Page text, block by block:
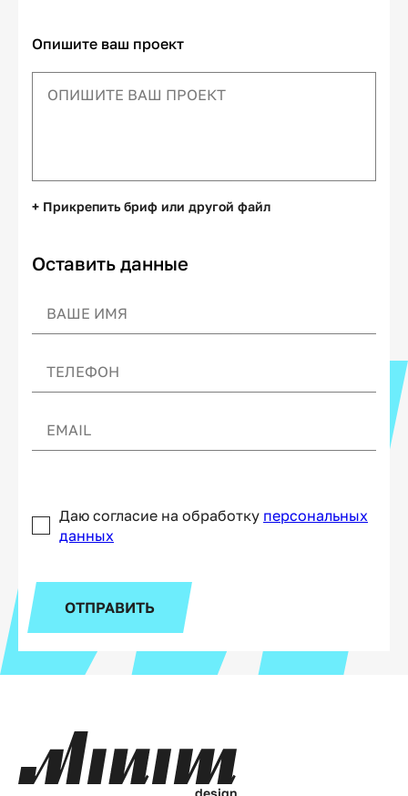
Опишите ваш проект
+ Прикрепить бриф или другой файл
Оставить данные
Даю согласие на обработку персональных
данных
ОТПРАВИТЬ
design